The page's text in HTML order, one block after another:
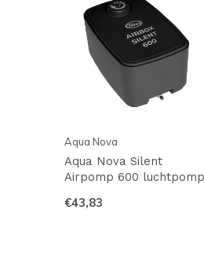
Aqua Nova
Aqua Nova Silent
Airpomp 600 luchtpomp
€43,83